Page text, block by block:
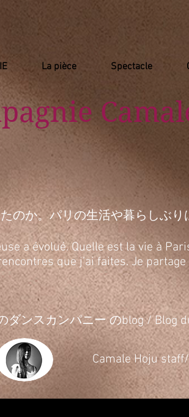
La pièce Spectacle
のか。パリの生活や暮らしぶ
a évolué. Quelle est la vie à
que j’ai faites. Je
ダンスカンパニー のblog / Blog
​Camale Hoju